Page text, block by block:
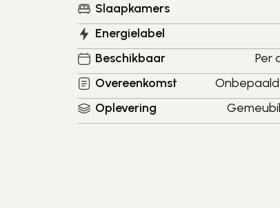
Slaapkamers
Energielabel
Beschikbaar
Per
Overeenkomst
Oplevering